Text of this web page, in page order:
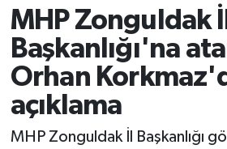
MHP Zonguldak İl
Başkanlığı'na
Orhan
açıklama
MHP Zonguldak İl Başkanlığı
Ereğli
Çaycuma
Alaplı
Devrek
Zonguldak Trafik Yoğunluk
Puan Durumu ve Fikstür
Tüm Manşetler
Son Dakika Haberleri